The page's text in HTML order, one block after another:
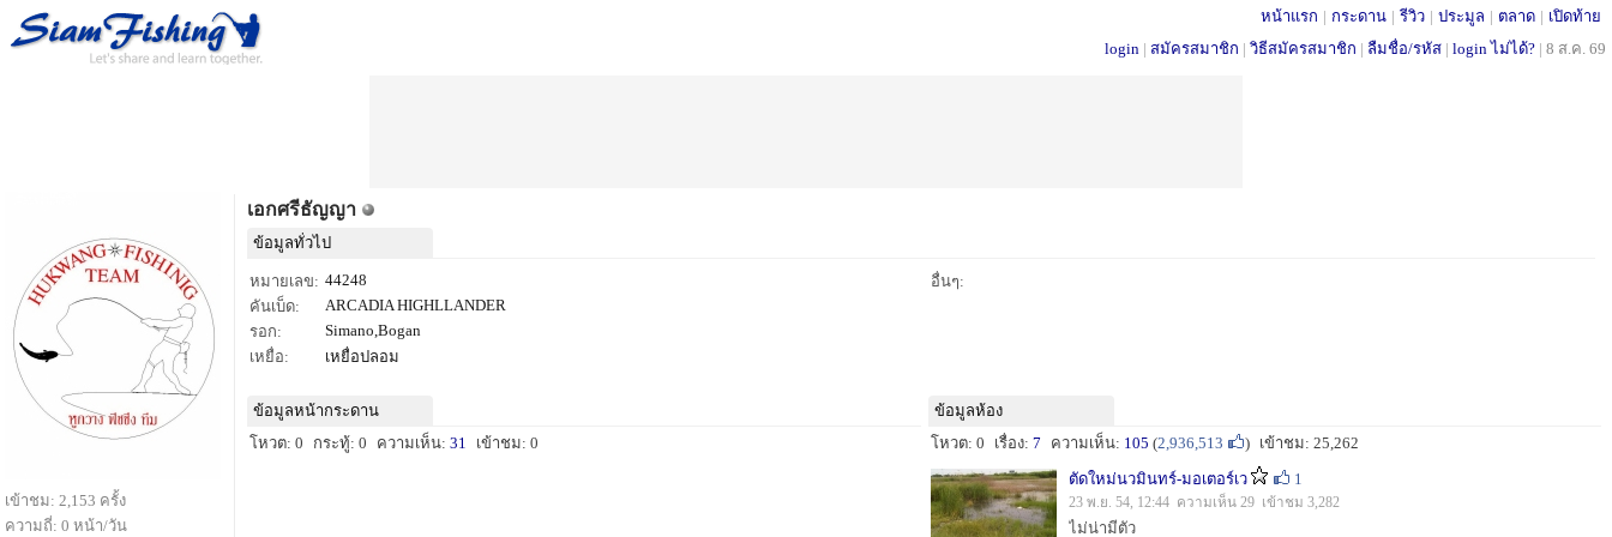
หน้าแรก | กระดาน | รีวิว | ประมูล | ตลาด | เปิดท้าย
login | สมัครสมาชิก | วิธีสมัครสมาชิก | ลืมชื่อ/รหัส | login ไม่ได้? | 8 ส.ค. 69
เอกศรีธัญญา
ข้อมูลทั่วไป
หมายเลข: 44248
คันเบ็ด:
ARCADIA HIGHLLANDER
รอก:
Simano,Bogan
เหยื่อ:
เหยื่อปลอม
อื่นๆ:
ข้อมูลหน้ากระดาน
โหวต: 0
กระทู้: 0 ความเห็น: 31 เข้าชม: 0
ข้อมูลห้อง
โหวต: 0
เรื่อง: 7 ความเห็น: 105 (2,936,513 ) เข้าชม: 25,262
ตัดใหม่นวมินทร์-มอเตอร์เว
1
23 พ.ย. 54, 12:44 ความเห็น 29 เข้าชม 3,282
ไม่น่ามีตัว
เข้าชม: 2,153 ครั้ง
ความถี่: 0 หน้า/วัน